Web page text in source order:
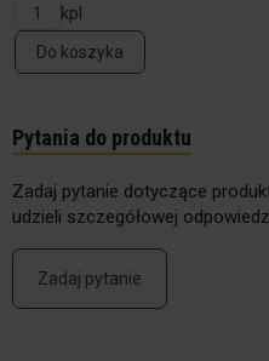
kpl
Do koszyka
Pytania do produktu
Zadaj pytanie dotyczące
udzieli szczegółowej
Zadaj pytanie